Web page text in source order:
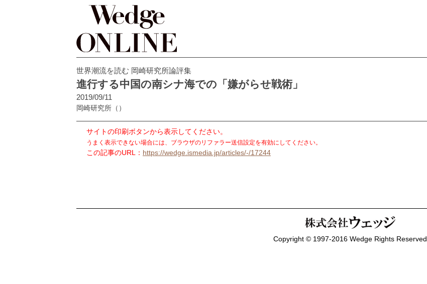
世界潮流を読む 岡崎研究所論評集
進行する中国の南シナ海での「嫌がらせ戦術」
2019/09/11
岡崎研究所 （）
サイトの印刷ボタンから表示してください。
うまく表示できない場合には、ブラウザのリファラー送信設定を有効にしてください。
この記事のURL： https://wedge.ismedia.jp/articles/-/17244
Copyright © 1997-2016 Wedge Rights Reserved